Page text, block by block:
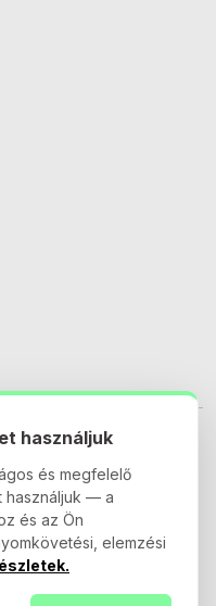
jog fenntartva.
irányelvek
használjuk
és megfelelő
használjuk — a
és az Ön
elemzési